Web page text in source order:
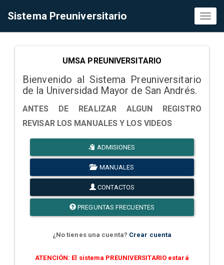
Sistema Preuniversitario
UMSA PREUNIVERSITARIO
Bienvenido al Sistema Preuniversitario
de la Universidad Mayor de San Andrés.
ANTES DE REALIZAR ALGUN REGISTRO
REVISAR LOS MANUALES Y LOS VIDEOS
ADMISIONES
MANUALES
CONTACTOS
PREGUNTAS FRECUENTES
¿No tienes una cuenta? Crear cuenta
ATENCIÓN: El sistema PREUNIVERSITARIO estará